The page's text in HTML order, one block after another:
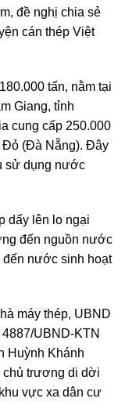
đề nghị chia sẻ
cán thép Việt
tấn, nằm tại
Giang, tỉnh
cung cấp 250.000
Đỏ (Đà Nẵng). Đây
sử dụng nước
dấy lên lo ngại
đến nguồn nước
nước sinh hoạt
máy thép, UBND
UBND-KTN
Huỳnh Khánh
chủ trương di dời
vực xa dân cư